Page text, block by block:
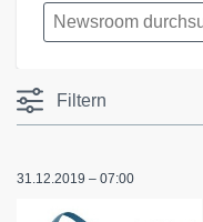
Filtern
31.12.2019 – 07:00